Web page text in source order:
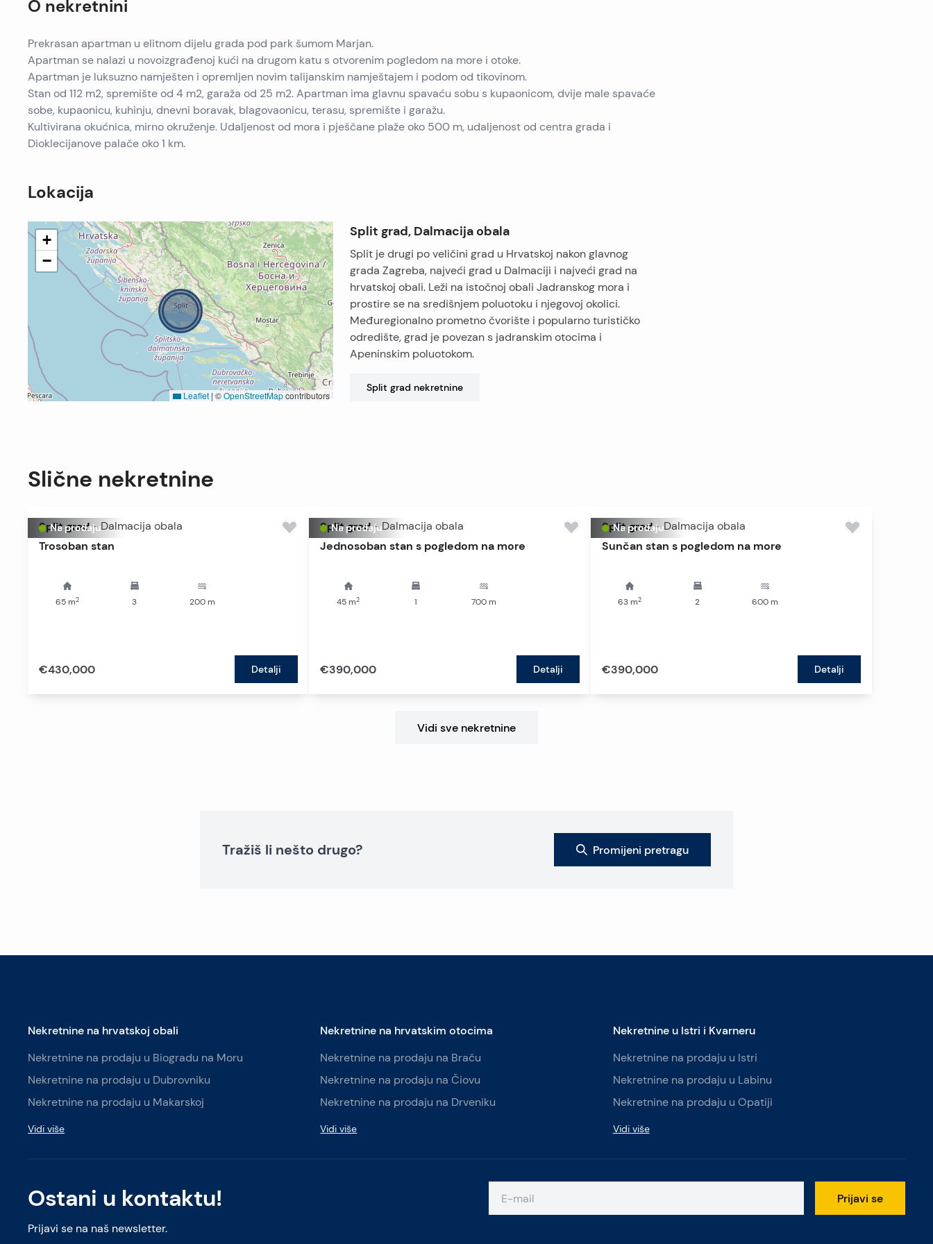
O nekretnini
Prekrasan apartman u elitnom dijelu grada pod park šumom Marjan.
Apartman se nalazi u novoizgrađenoj kući na drugom katu s otvorenim pogledom na more i otoke.
Apartman je luksuzno namješten i opremljen novim talijanskim namještajem i podom od tikovinom.
Stan od 112 m2, spremište od 4 m2, garaža od 25 m2. Apartman ima glavnu spavaću sobu s kupaonicom, dvije male spavaće
sobe, kupaonicu, kuhinju, dnevni boravak, blagovaonicu, terasu, spremište i garažu.
Kultivirana okućnica, mirno okruženje. Udaljenost od mora i pješčane plaže oko 500 m, udaljenost od centra grada i
Dioklecijanove palače oko 1 km.
Lokacija
+
−
Leaflet | ©OpenStreetMapcontributors
Split grad, Dalmacija obala
Split je drugi po veličini grad u Hrvatskoj nakon glavnog
grada Zagreba, najveći grad u Dalmaciji i najveći grad na
hrvatskoj obali. Leži na istočnoj obali Jadranskog mora i
prostire se na središnjem poluotoku i njegovoj okolici.
Međuregionalno prometno čvorište i popularno turističko
odredište, grad je povezan s jadranskim otocima i
Apeninskim poluotokom.
Split grad nekretnine
Slične nekretnine
Na prodaju
Split grad - Dalmacija obala
Trosoban stan
65m2 3 200m
€430,000 Detalji
Na prodaju
Split grad - Dalmacija obala
Jednosoban stan s pogledom na more
45 m2 1 700m
€390,000 Detalji
Na prodaju
Split grad - Dalmacija obala
Sunčan stan s pogledom na more
63 m2 2 600m
€390,000 Detalji
Vidi sve nekretnine
Tražiš li nešto drugo? Promijeni pretragu
Ostani u kontaktu!
Prijavi se na naš newsletter.
Prijavi se
Nekretnine na hrvatskoj obali
Nekretnine na prodaju u Biogradu na Moru
Nekretnine na prodaju u Dubrovniku
Nekretnine na prodaju u Makarskoj
Vidi više
Nekretnine na hrvatskim otocima
Nekretnine na prodaju na Braču
Nekretnine na prodaju na Čiovu
Nekretnine na prodaju na Drveniku
Vidi više
Nekretnine u Istri i Kvarneru
Nekretnine na prodaju u Istri
Nekretnine na prodaju u Labinu
Nekretnine na prodaju u Opatiji
Vidi više